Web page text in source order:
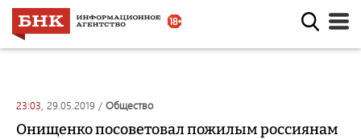
23:03, 29.05.2019 / общество
Онищенко посоветовал пожилым россиянам